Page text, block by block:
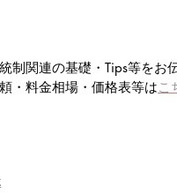
関連の基礎・Tips等をお
・料金相場・価格表等はこ